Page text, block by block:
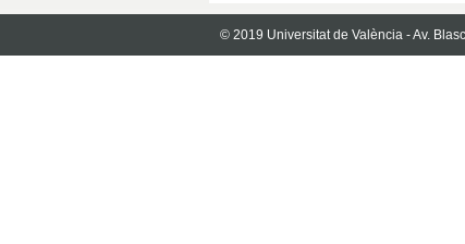
© 2019 Universitat de València - Av.